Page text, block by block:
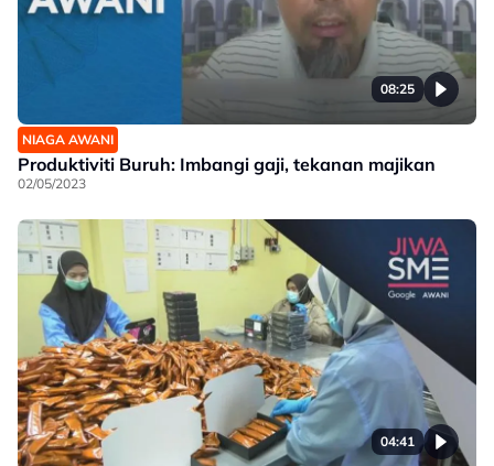
08:25
NIAGA AWANI
Produktiviti Buruh: Imbangi gaji, tekanan majikan
02/05/2023
04:41